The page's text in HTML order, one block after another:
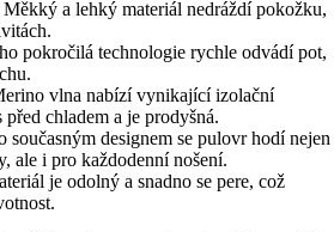
Měkký a lehký materiál nedráždí pokožku,
pokročilá technologie rychle odvádí pot,
vlna nabízí vynikající izolační
chladem a je prodyšná.
současným designem se pulovr hodí nejen
ale i pro každodenní nošení.
je odolný a snadno se pere, což